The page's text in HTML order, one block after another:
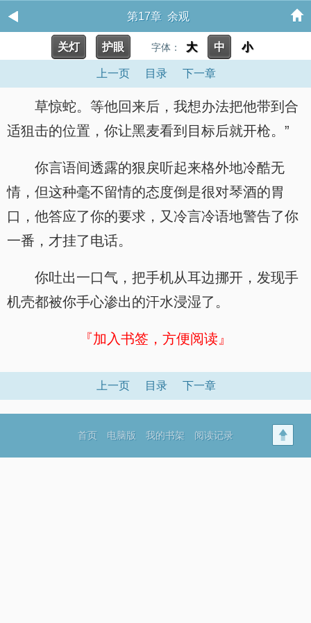
第17章 余观
关灯 护眼 字体： 大 中 小
上一页 目录 下一章
草惊蛇。等他回来后，我想办法把他带到合
适狙击的位置，你让黑麦看到目标后就开枪。”
你言语间透露的狠戾听起来格外地冷酷无
情，但这种毫不留情的态度倒是很对琴酒的胃
口，他答应了你的要求，又冷言冷语地警告了你
一番，才挂了电话。
你吐出一口气，把手机从耳边挪开，发现手
机壳都被你手心渗出的汗水浸湿了。
『加入书签，方便阅读』
上一页 目录 下一章
首页 电脑版 我的书架 阅读记录